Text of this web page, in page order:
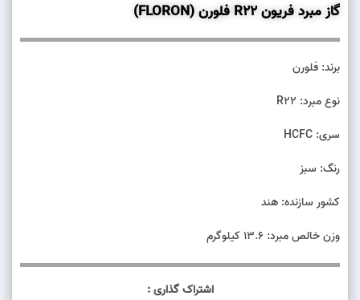
گاز مبرد فریون R22 فلورن (FLORON)
برند: فلورن
نوع مبرد: R22
سری: HCFC
رنگ: سبز
کشور سازنده: هند
وزن خالص مبرد: 13.6 کیلوگرم
اشتراک گذاری :